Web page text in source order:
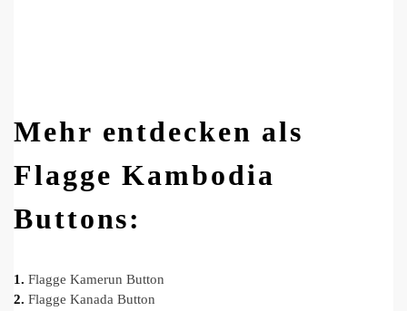
Mehr entdecken als
Flagge Kambodia
Buttons:
1. Flagge Kamerun Button
2. Flagge Kanada Button